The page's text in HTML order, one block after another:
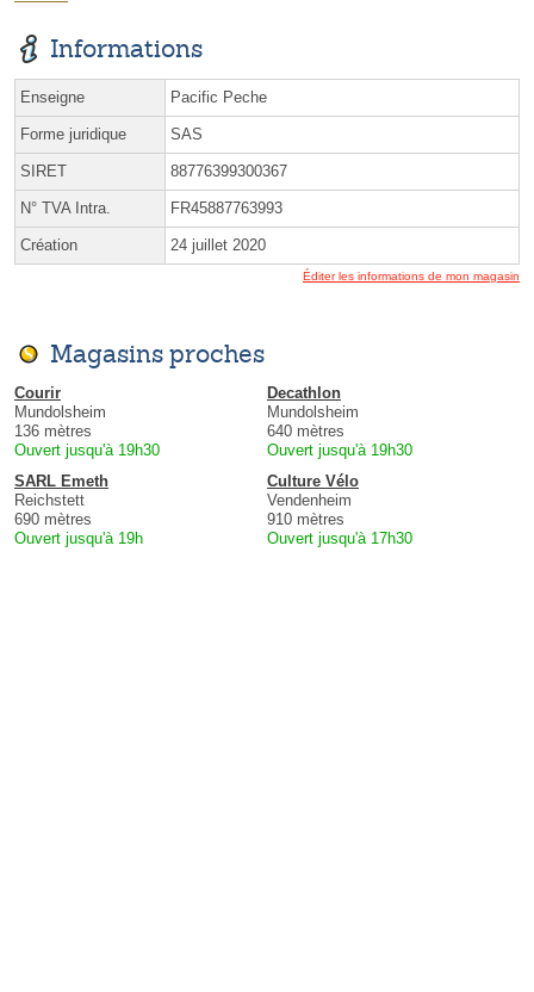
Informations
Enseigne Pacific Peche
Forme juridique SAS
SIRET 88776399300367
N° TVA Intra. FR45887763993
Création 24 juillet 2020
Éditer les informations de mon magasin
Magasins proches
Courir
Mundolsheim
136 mètres
Ouvert jusqu'à 19h30
Decathlon
Mundolsheim
640 mètres
Ouvert jusqu'à 19h30
SARL Emeth
Reichstett
690 mètres
Ouvert jusqu'à 19h
Culture Vélo
Vendenheim
910 mètres
Ouvert jusqu'à 17h30